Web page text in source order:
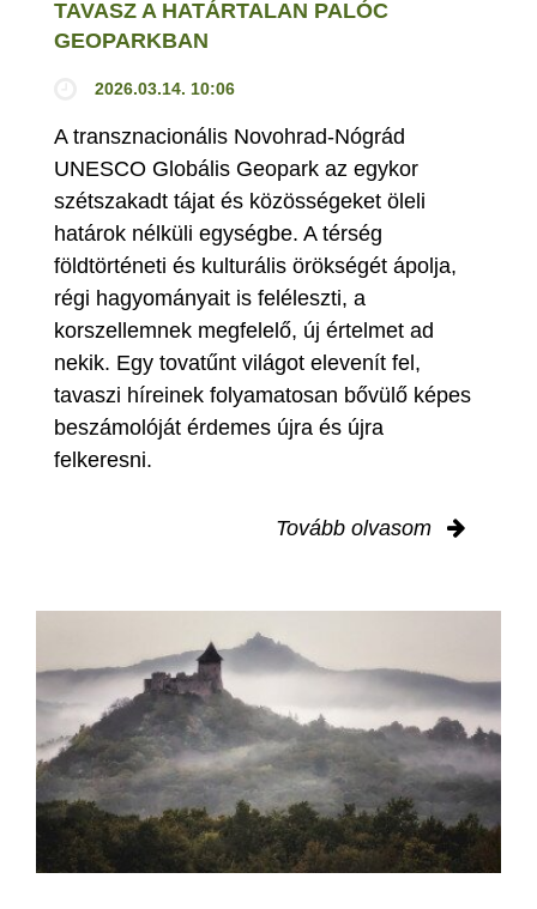
TAVASZ A HATÁRTALAN PALÓC
GEOPARKBAN
2026.03.14. 10:06
A transznacionális Novohrad-Nógrád
UNESCO Globális Geopark az egykor
szétszakadt tájat és közösségeket öleli
határok nélküli egységbe. A térség
földtörténeti és kulturális örökségét ápolja,
régi hagyományait is feléleszti, a
korszellemnek megfelelő, új értelmet ad
nekik. Egy tovatűnt világot elevenít fel,
tavaszi híreinek folyamatosan bővülő képes
beszámolóját érdemes újra és újra
felkeresni.
Tovább olvasom